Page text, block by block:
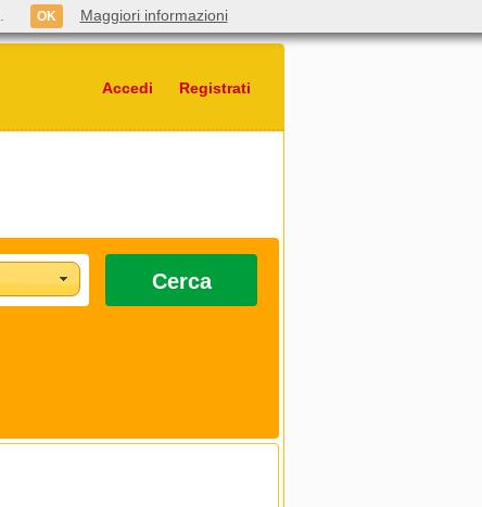
Accedi Registrati
Cerca
OK Maggiori informazioni